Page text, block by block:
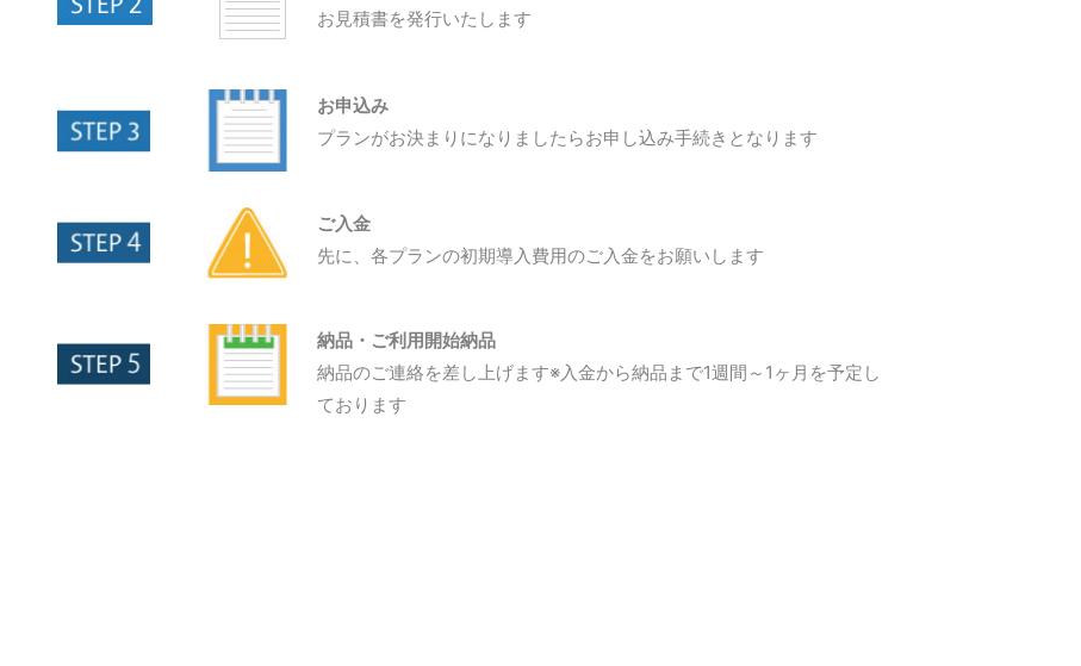
お見積書を発行いたします
お申込み
プランがお決まりになりましたらお申し込み手続きとなります
ご入金
先に、各プランの初期導入費用のご入金をお願いします
納品・ご利用開始納品
納品のご連絡を差し上げます※入金から納品まで1週間～1ヶ月を予定し
ております